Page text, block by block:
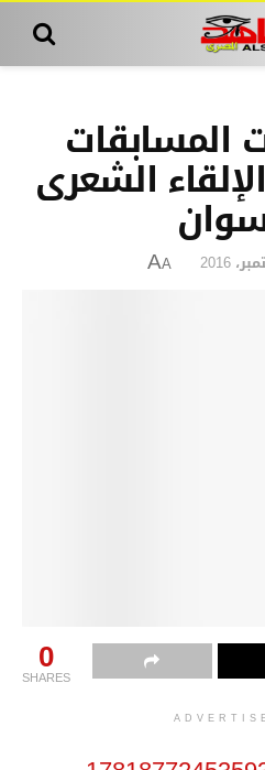
المسابقات
الشعرى
A
A
0
SHARES